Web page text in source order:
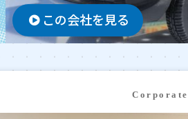
この会社を見る